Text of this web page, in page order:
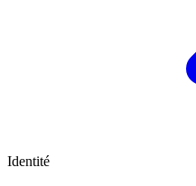
Identité